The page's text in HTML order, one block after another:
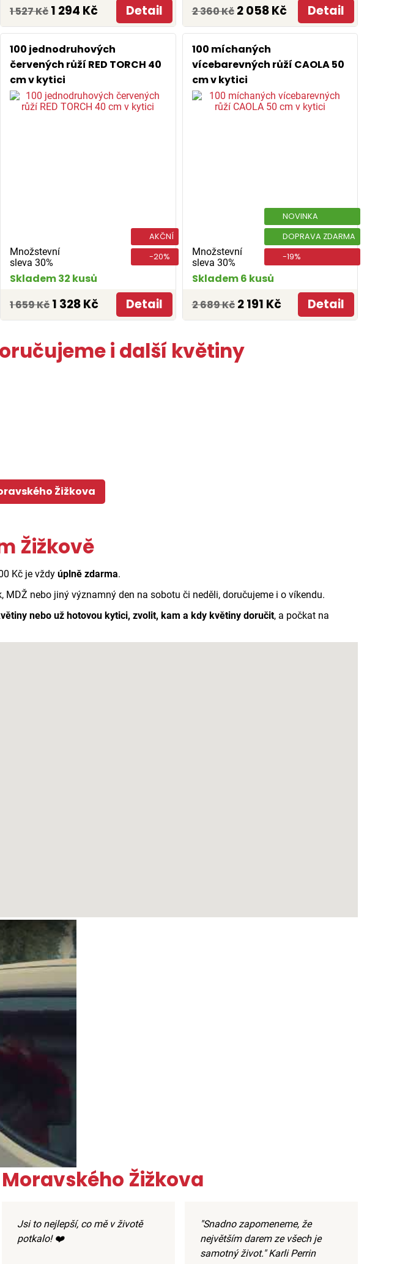
1 527 Kč 1 294 Kč Detail
2 360 Kč 2 058 Kč Detail
100 jednodruhových
červených růží RED TORCH 40
cm v kytici
Množstevní
sleva 30%
AKČNÍ
-20%
Skladem 32 kusů
1 659 Kč 1 328 Kč Detail
100 míchaných
vícebarevných růží CAOLA 50
cm v kytici
Množstevní
sleva 30%
NOVINKA
DOPRAVA ZDARMA
-19%
Skladem 6 kusů
2 689 Kč 2 191 Kč Detail
i další květiny
Žižkova
Žižkově
Kč je vždy úplně zdarma.
nebo jiný významný den na sobotu či neděli, doručujeme i o víkendu.
nebo už hotovou kytici, zvolit, kam a kdy květiny doručit, a počkat na
Žižkova
Jsi to nejlepší, co mě v životě
potkalo! ❤️
"Snadno zapomeneme, že
největším darem ze všech je
samotný život." Karli Perrin